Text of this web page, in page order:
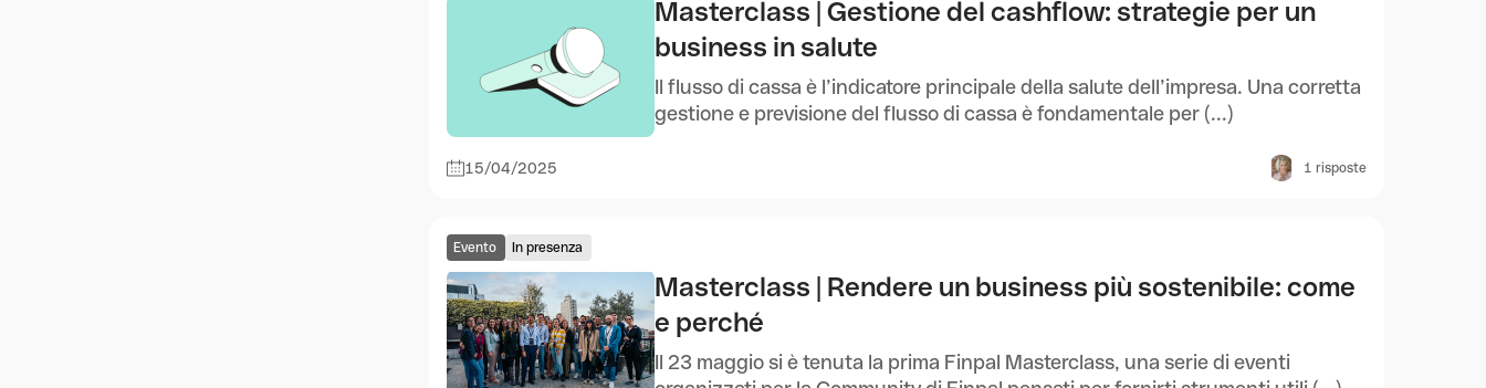
Masterclass | Gestione del cashflow: strategie per un
business in salute
Il flusso di cassa è l’indicatore principale della salute dell’impresa. Una corretta
gestione e previsione del flusso di cassa è fondamentale per (...)
15/04/2025 1 risposte
Evento In presenza
Masterclass | Rendere un business più sostenibile: come
e perché
Il 23 maggio si è tenuta la prima Finpal Masterclass, una serie di eventi